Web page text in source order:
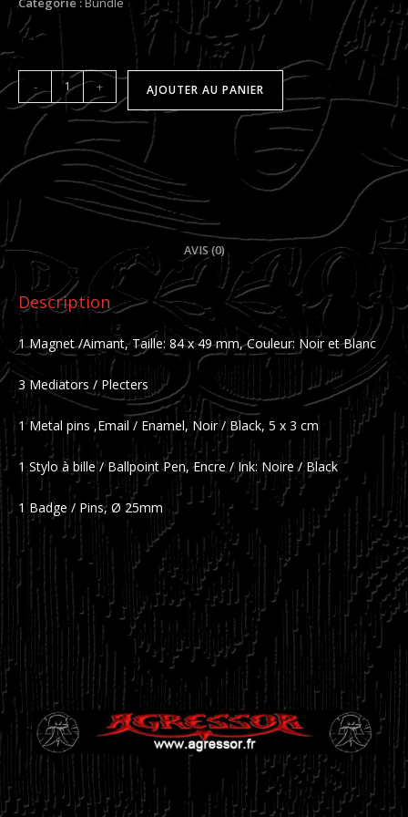
quantité
de
Special
Bundle-
1
- + AJOUTER AU PANIER
DESCRIPTION
AVIS (0)
Description
1 Magnet /Aimant, Taille: 84 x 49 mm, Couleur: Noir et Blanc
3 Mediators / Plecters
1 Metal pins ,Email / Enamel, Noir / Black, 5 x 3 cm
1 Stylo à bille / Ballpoint Pen, Encre / Ink: Noire / Black
1 Badge / Pins, Ø 25mm